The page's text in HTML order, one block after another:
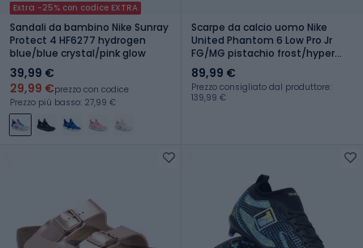
Extra -25% con codice EXTRA
Sandali da bambino Nike Sunray
Protect 4 HF6277 hydrogen
blue/blue crystal/pink glow
39,99 €
29,99 €prezzo con codice
Prezzo più basso: 27,99 €
Scarpe da calcio uomo Nike
United Phantom 6 Low Pro Jr
FG/MG pistachio frost/hyper
orange
89,99 €
Prezzo consigliato dal produttore:
139,99 €